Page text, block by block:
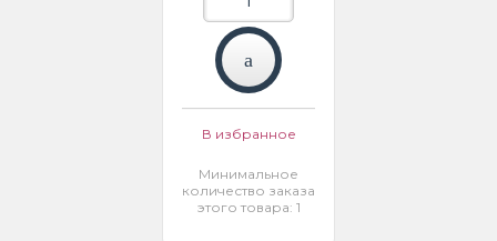
В избранное
Минимальное
количество заказа
этого товара: 1